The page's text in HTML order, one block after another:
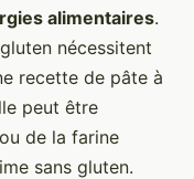
alimentaires.
nécessitent
recette de pâte à
peut être
de la farine
sans gluten.